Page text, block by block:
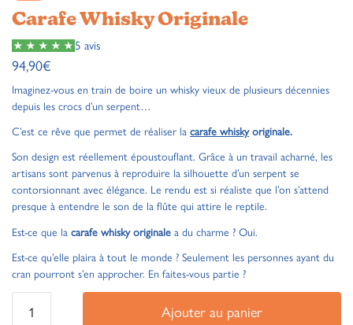
Carafe Whisky Originale
5 avis
94,90€
Imaginez-vous en train de boire un whisky vieux de plusieurs décennies
depuis les crocs d’un serpent…
C’est ce rêve que permet de réaliser la carafe whiskyoriginale.
Son design est réellement époustouflant. Grâce à un travail acharné, les
artisans sont parvenus à reproduire la silhouette d’un serpent se
contorsionnant avec élégance. Le rendu est si réaliste que l’on s’attend
presque à entendre le son de la flûte qui attire le reptile.
Est-ce que la carafe whisky originale a du charme ? Oui.
Est-ce qu’elle plaira à tout le monde ? Seulement les personnes ayant du
cran pourront s’en approcher. En faites-vous partie ?
Ajouter au panier